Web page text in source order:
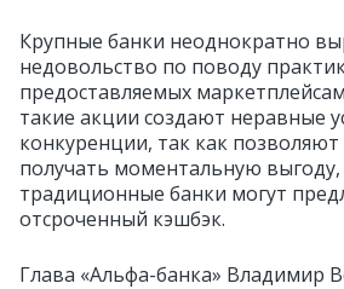
Крупные банки неоднократно
недовольство по поводу
предоставляемых
такие акции создают неравные
конкуренции, так как
получать моментальную
традиционные банки могут
отсроченный кэшбэк.
Глава «Альфа-банка» Владимир